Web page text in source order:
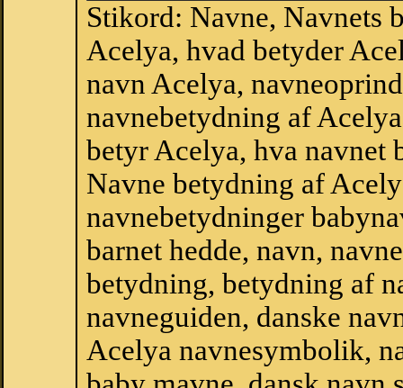
Stikord: Navne, Navnets
Acelya, hvad betyder
navn Acelya,
navnebetydning af
betyr Acelya, hva navnet
Navne betydning af
navnebetydninger
barnet hedde, navn,
betydning, betydning af
navneguiden, danske
Acelya navnesymbolik,